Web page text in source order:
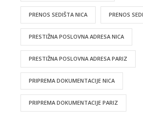
PRENOS SEDIŠTA NICA PRENOS
PRESTIŽNA POSLOVNA ADRESA NICA
PRESTIŽNA POSLOVNA ADRESA PARIZ
PRIPREMA DOKUMENTACIJE NICA
PRIPREMA DOKUMENTACIJE PARIZ